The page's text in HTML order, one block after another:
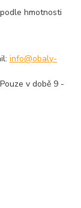
hmotnosti
info@obaly-
v době 9 -